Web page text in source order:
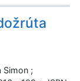
Simon ;